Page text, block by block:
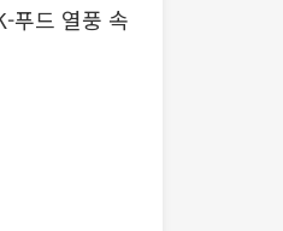
푸드 열풍 속